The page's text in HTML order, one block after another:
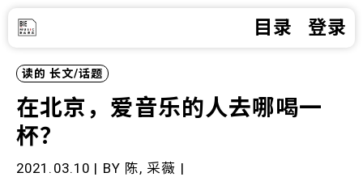
目录 登录
读的 长文/话题
在北京，爱音乐的人去哪喝一
杯？
2021.03.10 | BY 陈, 采薇 |